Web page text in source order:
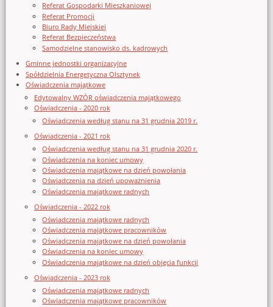
Referat Gospodarki Mieszkaniowej
Referat Promocji
Biuro Rady Miejskiej
Referat Bezpieczeństwa
Samodzielne stanowisko ds. kadrowych
Gminne jednostki organizacyjne
Spółdzielnia Energetyczna Olsztynek
Oświadczenia majątkowe
Edytowalny WZÓR oświadczenia majątkowego
Oświadczenia - 2020 rok
Oświadczenia według stanu na 31 grudnia 2019 r.
Oświadczenia - 2021 rok
Oświadczenia według stanu na 31 grudnia 2020 r.
Oświadczenia na koniec umowy
Oświadczenia majątkowe na dzień powołania
Oświadczenia na dzień upoważnienia
Oświadczenia majątkowe radnych
Oświadczenia - 2022 rok
Oświadczenia majątkowe radnych
Oświadczenia majątkowe pracowników
Oświadczenia majątkowe na dzień powołania
Oświadczenia na koniec umowy
Oświadczenia majątkowe na dzień objęcia funkcji
Oświadczenia - 2023 rok
Oświadczenia majątkowe radnych
Oświadczenia majątkowe pracowników